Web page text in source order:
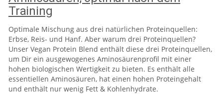
Training
Optimale Mischung aus drei natürlichen Proteinquellen:
Erbse, Reis- und Hanf. Aber warum drei Proteinquellen?
Unser Vegan Protein Blend enthält diese drei Proteinquellen,
um Dir ein ausgewogenes Aminosäurenprofil mit einer
hohen biologischen Wertigkeit zu bieten. Es enthält alle
essentiellen Aminosäuren, hat einen hohen Proteingehalt
und enthält nur wenig Fett & Kohlenhydrate.